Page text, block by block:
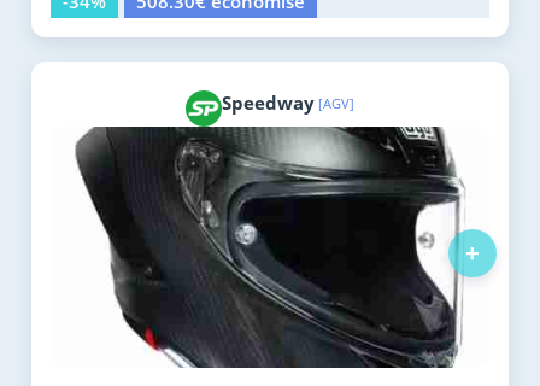
Speedway [AGV]
+